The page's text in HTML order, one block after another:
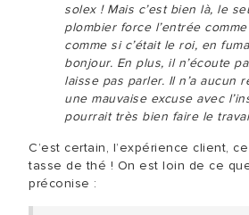
solex ! Mais c’est bien là, le
plombier force l’entrée
comme si c’était le roi, en
bonjour. En plus, il n’écoute
laisse pas parler. Il n’a aucun
une mauvaise excuse avec
pourrait très bien faire le
C’est certain, l’expérience client,
tasse de thé ! On est loin de ce
préconise :